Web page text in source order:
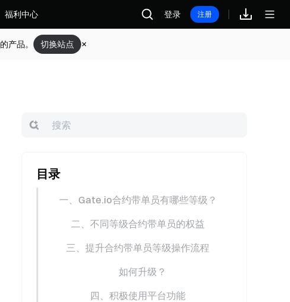
福利中心 登录 注册
产品。 切换站点
目录
一、Gate.io合约带单员有哪些等级？
二、不同等级合约带单员的权益
三、提升合约带单员等级操作流程
如何升级？
四、积极使用平台功能